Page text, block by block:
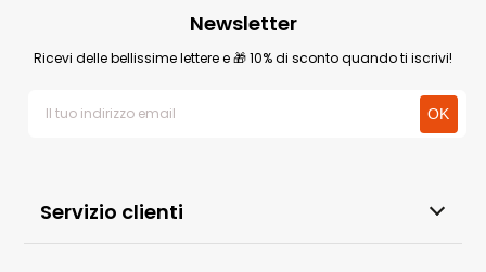
Servizio clienti
Newsletter
Ricevi delle bellissime lettere e 🎁 10% di sconto quando ti iscrivi!